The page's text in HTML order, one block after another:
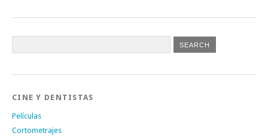
CINE Y DENTISTAS
Películas
Cortometrajes